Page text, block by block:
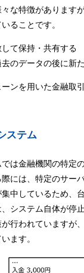
な特徴があります
ることです。
て保持・共有する
のデータの後に新
ンを用いた金融取
ステム
は金融機関の特定
には、特定のサー
中しているため、
システム自体が停
行われていますが
ます。